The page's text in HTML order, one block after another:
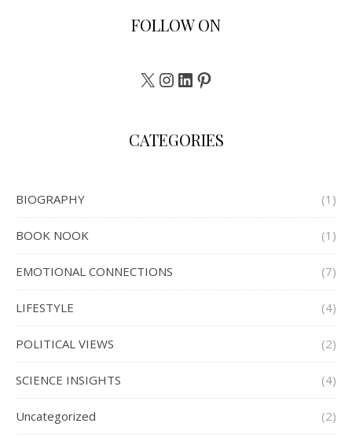
FOLLOW ON
X Instagram
LinkedInPinterest
CATEGORIES
BIOGRAPHY (1)
BOOK NOOK (1)
EMOTIONAL CONNECTIONS (7)
LIFESTYLE (4)
POLITICAL VIEWS (2)
SCIENCE INSIGHTS (4)
Uncategorized (2)